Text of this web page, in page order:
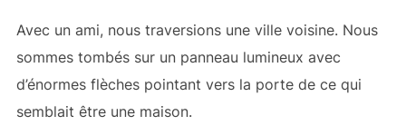
Avec un ami, nous traversions une ville voisine. Nous
sommes tombés sur un panneau lumineux avec
d’énormes flèches pointant vers la porte de ce qui
semblait être une maison.